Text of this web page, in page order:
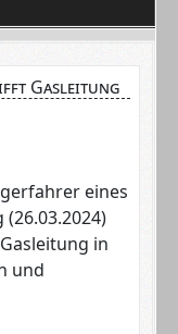
Gasleitung
eines
in
und